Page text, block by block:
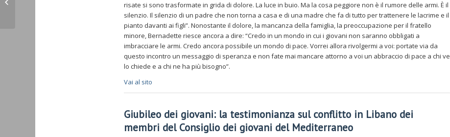
risate si sono trasformate in grida di dolore. La luce in buio. Ma la cosa peggiore non è il rumore delle armi. È il
silenzio. Il silenzio di un padre che non torna a casa e di una madre che fa di tutto per trattenere le lacrime e il
pianto davanti ai figli”. Nonostante il dolore, la mancanza della famiglia, la preoccupazione per il fratello
minore, Bernadette riesce ancora a dire: “Credo in un mondo in cui i giovani non saranno obbligati a
imbracciare le armi. Credo ancora possibile un mondo di pace. Vorrei allora rivolgermi a voi: portate via da
questo incontro un messaggio di speranza e non fate mai mancare attorno a voi un abbraccio di pace a chi ve
lo chiede e a chi ne ha più bisogno”.
Vai al sito
Giubileo dei giovani: la testimonianza sul conflitto in Libano dei
membri del Consiglio dei giovani del Mediterraneo